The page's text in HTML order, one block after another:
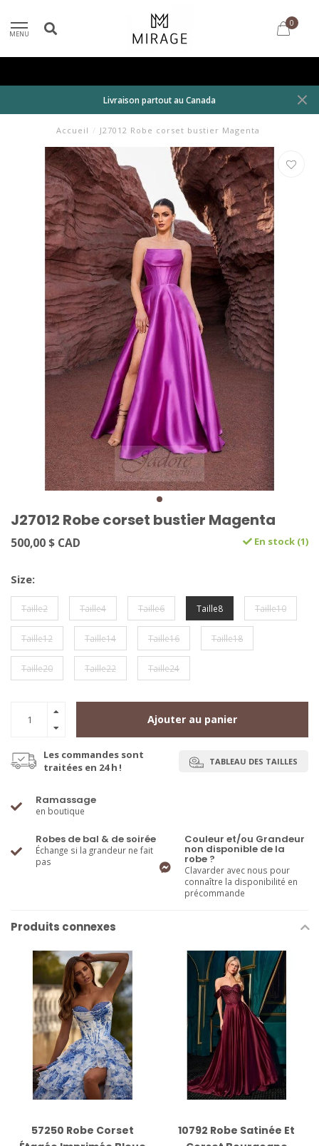
MENU
0
Livraison partout au Canada
Accueil / J27012 Robe corset bustier Magenta
J27012 Robe corset bustier Magenta
500,00 $ CAD En stock (1)
Size:
Taille2 Taille4 Taille6 Taille8 Taille10
Taille12 Taille14 Taille16 Taille18
Taille20 Taille22 Taille24
Ajouter au panier
Les commandes sont
traitées en 24 h !
TABLEAU DES TAILLES
Ramassage
en boutique
Robes de bal & de soirée
Échange si la grandeur ne fait
pas
Couleur et/ou Grandeur
non disponible de la
robe ?
Clavarder avec nous pour
connaître la disponibilité en
précommande
Produits connexes
57250 Robe Corset
10792 Robe Satinée Et